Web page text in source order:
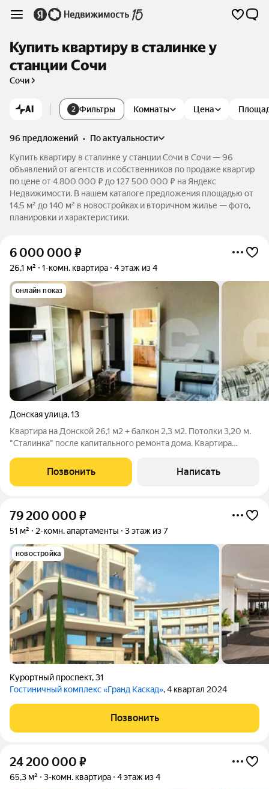
Купить квартиру в сталинке у
станции Сочи
Сочи
AI 2 Фильтры Комнаты Цена
96 предложений •
по актуальности
Купить квартиру в сталинке у станции Сочи в Сочи — 96
объявлений от агентств и собственников по продаже квартир
по цене от 4 800 000 ₽ до 127 500 000 ₽ на Яндекс
Недвижимости. В нашем каталоге предложения площадью от
14,5 м² до 140 м² в новостройках и вторичном жилье — фото,
планировки и характеристики.
6 000 000 ₽
26,1 м² 1-комн. квартира 4 этаж из 4
онлайн показ
Донская улица,13
Квартира на Донской 26,1 м2 + балкон 2,3 м2. Потолки 3,20 м.
"Сталинка" после капитального ремонта дома. Квартира
совмещенный санузел. Дом после капитального ремонта ,
заменены коммуникации и
Позвонить Написать
79 200 000 ₽
51 м² 2-комн. апартаменты 3 этаж из 7
новостройка
Курортный проспект,31
Гостиничный комплекс «Гранд Каскад», 4 квартал 2024
Позвонить
24 200 000 ₽
65,3 м² 3-комн. квартира 4 этаж из 4